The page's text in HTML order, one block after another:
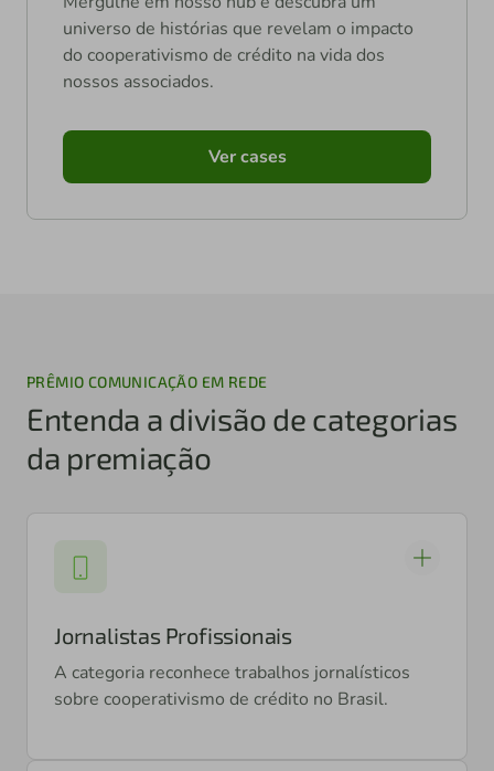
universo de histórias que revelam o impacto
do cooperativismo de crédito na vida dos
nossos associados.
Ver cases
PRÊMIO COMUNICAÇÃO EM REDE
Entenda a divisão de categorias
da premiação
Jornalistas Profissionais
A categoria reconhece trabalhos jornalísticos
sobre cooperativismo de crédito no Brasil.